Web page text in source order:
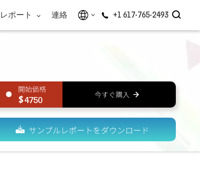
レポート 連絡 +1 617-765-2493
4750